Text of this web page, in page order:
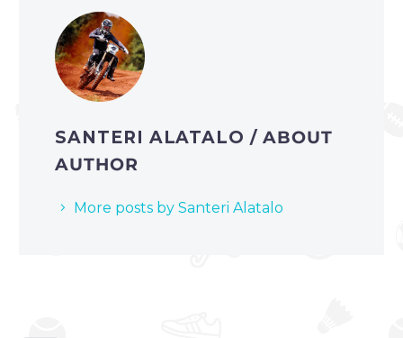
SANTERI ALATALO/ ABOUT
AUTHOR
More posts by Santeri Alatalo